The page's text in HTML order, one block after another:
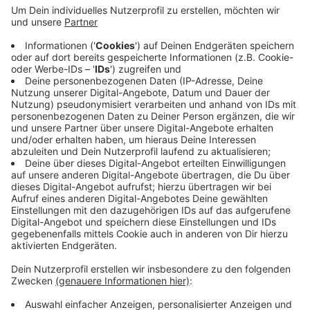
Infrastruktur, Sozialem und Kultur benachteiligt
und auch beim Klimaschutz. Das soll das Land
ändern, heißt es in der Petition. Bisher kommen
schon die meisten Unterschriften aus Wuppertal,
die Stadt hofft aber auf noch mehr. Das Bündnis
"Für die Würde unserer Städte" kämpft für seine
Ziele jetzt auch mit einer Kampagne beiFacebook
undInstagram
Veröffentlicht:Mittwoch, 25.11.2020 13:46
Anzeige
Anzeige